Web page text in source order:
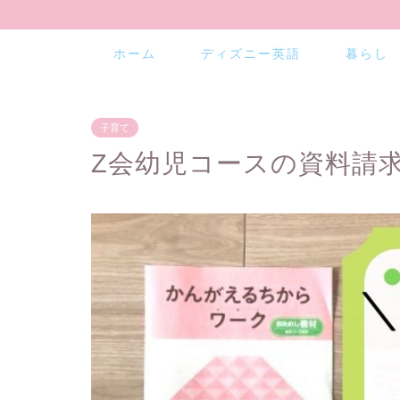
ホーム ディズニー英語 暮らし
子育て
Z会幼児コースの資料